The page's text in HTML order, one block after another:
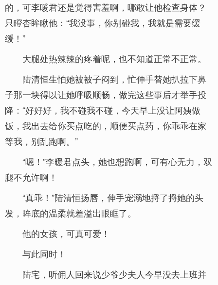
的，可李暖君还是觉得害羞啊，哪敢让他检查身体？
只瞪杏眸瞅他：“我没事，你别碰我，我就是需要缓
缓！”
大腿处热辣辣的疼着呢，也不知道正常不正常。
陆清恒生怕她被被子闷到，忙伸手替她扒拉下鼻
子那一块得以让她呼吸顺畅，做完这些事后才举手投
降：“好好好，我不碰我不碰，今天早上没让阿姨做
饭，我出去给你买点吃的，顺便买点药，你乖乖在家
等我，别乱跑啊。”
“嗯！”李暖君点头，她也想跑啊，可有心无力，双
腿不允许啊！
“真乖！”陆清恒扬唇，伸手宠溺地捋了捋她的头
发，眸底的温柔就差溢出眼眶了。
他的女孩，可真可爱！
与此同时！
陆宅，听佣人回来说少爷少夫人今早没去上班并